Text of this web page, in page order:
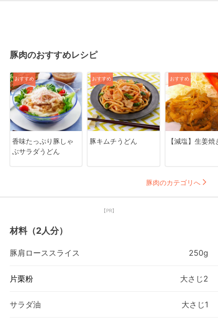
豚肉のおすすめレシピ
おすすめ
香味たっぷり豚しゃ
ぶサラダうどん
おすすめ
豚キムチうどん
おすすめ
【減塩】生姜焼
豚肉のカテゴリへ
【PR】
材料（2人分）
豚肩ローススライス 250g
片栗粉 大さじ2
サラダ油 大さじ1